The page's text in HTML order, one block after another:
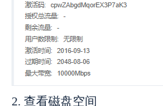
数据分发
行业应用解决方案
政府机构
2. 查看磁盘空间